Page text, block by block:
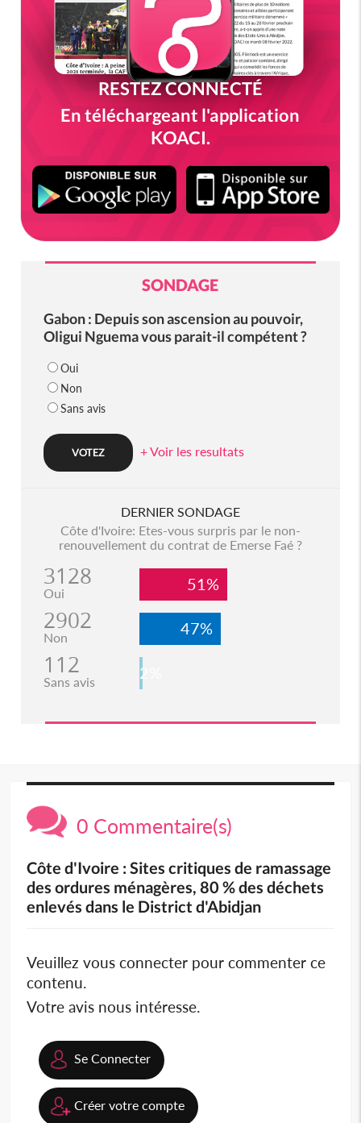
RESTEZ CONNECTÉ
En téléchargeant l'application
KOACI.
SONDAGE
Gabon : Depuis son ascension au pouvoir,
Oligui Nguema vous parait-il compétent ?
Oui
Non
Sans avis
+ Voir les resultats
DERNIER SONDAGE
Côte d'Ivoire: Etes-vous surpris par le non-
renouvellement du contrat de Emerse Faé ?
3128
Oui 51%
2902
Non 47%
112
Sans avis 2%
0 Commentaire(s)
Côte d'Ivoire : Sites critiques de ramassage
des ordures ménagères, 80 % des déchets
enlevés dans le District d'Abidjan
Veuillez vous connecter pour commenter ce
contenu.
Votre avis nous intéresse.
Se Connecter
Créer votre compte